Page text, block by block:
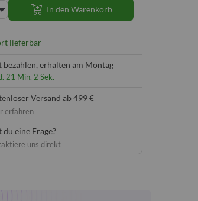
In den Warenkorb
lieferbar
bezahlen, erhalten am Montag
21 Min. 1 Sek.
Versand ab 499 €
erfahren
du eine Frage?
uns direkt